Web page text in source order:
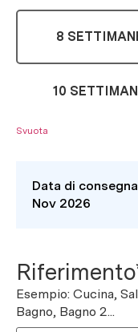
8
10
Svuota
Data di
Nov 2026
Esempio: Cucina,
Bagno, Bagno 2...